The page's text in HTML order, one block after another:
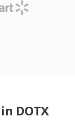
DOTX